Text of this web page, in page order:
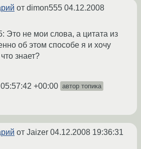
от dimon555 04.12.2008
Это не мои слова, а цитата из
об этом способе я и хочу
знает?
+00:00 автор топика
от Jaizer 04.12.2008 19:36:31